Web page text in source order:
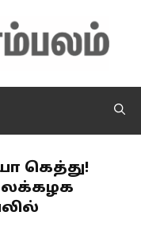
கெத்து!